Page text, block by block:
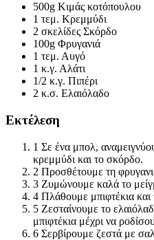
500g Κιμάς κοτόπουλου
1 τεμ. Κρεμμύδι
2 σκελίδες Σκόρδο
100g Φρυγανιά
1 τεμ. Αυγό
1 κ.γ. Αλάτι
1/2 κ.γ. Πιπέρι
2 κ.σ. Ελαιόλαδο
Εκτέλεση
1 Σε ένα μπολ,
κρεμμύδι και το σκόρδο.
2 Προσθέτουμε τη
3 Ζυμώνουμε καλά το
4 Πλάθουμε μπιφτέκια και
5 Ζεσταίνουμε το
μπιφτέκια μέχρι να
6 Σερβίρουμε ζεστά με